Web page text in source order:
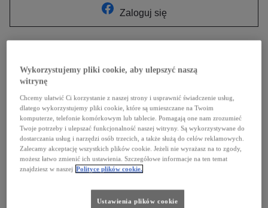
Zaloguj się
Email
Hasło
Zaloguj się
Wykorzystujemy pliki cookie, aby ulepszyć naszą
witrynę
Chcemy ułatwić Ci korzystanie z naszej strony i usprawnić świadczenie usług,
dlatego wykorzystujemy pliki cookie, które są umieszczane na Twoim
komputerze, telefonie komórkowym lub tablecie. Pomagają one nam zrozumieć
Twoje potrzeby i ulepszać funkcjonalność naszej witryny. Są wykorzystywane do
dostarczania usług i narzędzi osób trzecich, a także służą do celów reklamowych.
Zalecamy akceptację wszystkich plików cookie. Jeżeli nie wyrażasz na to zgody,
możesz łatwo zmienić ich ustawienia. Szczegółowe informacje na ten temat
znajdziesz w naszej Polityce plików cookie.
Ustawienia plików cookie